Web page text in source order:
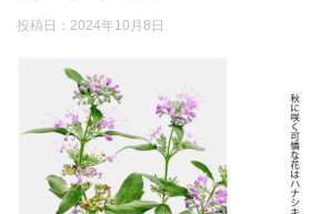
投稿日： 2024年10月8日